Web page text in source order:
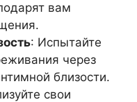
вам
: Испытайте
через
близости.
свои